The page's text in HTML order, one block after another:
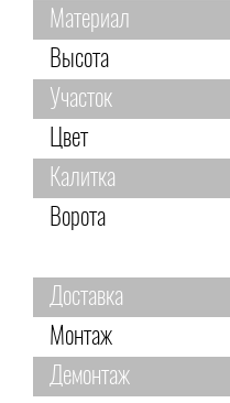
Материал
Высота
Участок
Цвет
Калитка
Ворота
Доставка
Монтаж
Демонтаж